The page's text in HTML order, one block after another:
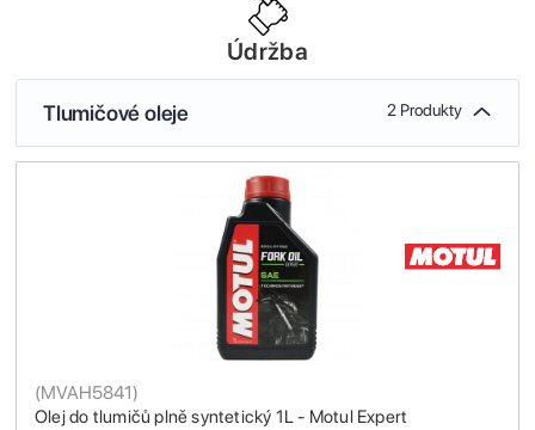
Údržba
Tlumičové oleje 2 Produkty
Olej do tlumičů plně syntetický 1L - Motul Expert
(MVAH5841)